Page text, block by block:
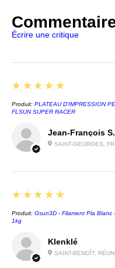
Écrire une critique
Jean-François S.
SAINT-GEORGES,
5
★★★★★
Produit: PLATEAU D'IMPRESSION
FLSUN SUPER RACER
Klenklé
SAINT-BENOÎT,
5
★★★★★
Produit: Gsun3D - Filament Pla Blanc
1kg